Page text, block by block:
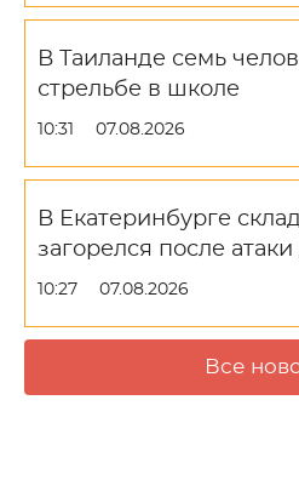
В Таиланде семь
стрельбе в школе
10:31 07.08.2026
В Екатеринбурге
загорелся после
10:27 07.08.2026
Все